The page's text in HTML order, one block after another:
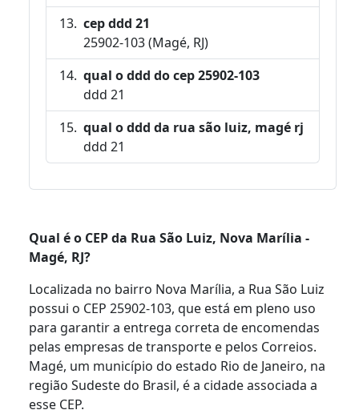
cep ddd 21
25902-103 (Magé, RJ)
qual o ddd do cep 25902-103
ddd 21
qual o ddd da rua são luiz, magé rj
ddd 21
Qual é o CEP da Rua São Luiz, Nova Marília -
Magé, RJ?
Localizada no bairro Nova Marília, a Rua São Luiz
possui o CEP 25902-103, que está em pleno uso
para garantir a entrega correta de encomendas
pelas empresas de transporte e pelos Correios.
Magé, um município do estado Rio de Janeiro, na
região Sudeste do Brasil, é a cidade associada a
esse CEP.